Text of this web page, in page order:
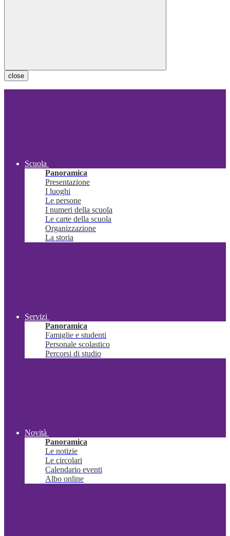
close
Scuola
Panoramica
Presentazione
I luoghi
Le persone
I numeri della scuola
Le carte della scuola
Organizzazione
La storia
Servizi
Panoramica
Famiglie e studenti
Personale scolastico
Percorsi di studio
Novità
Panoramica
Le notizie
Le circolari
Calendario eventi
Albo online